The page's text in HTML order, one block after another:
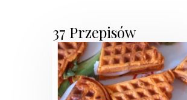
37 Przepisów